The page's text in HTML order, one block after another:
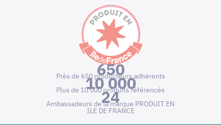
650
Près de 650 producteurs adhérents
10 000
Plus de 10 000 produits référencés
24
Ambassadeurs de la marque PRODUIT EN
ILE DE FRANCE